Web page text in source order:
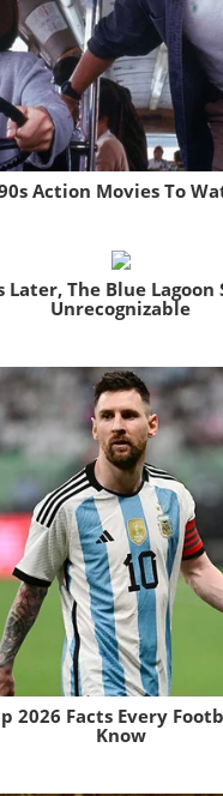
Action Movies To
Later, The Blue Lagoon
Unrecognizable
2026 Facts Every
Know